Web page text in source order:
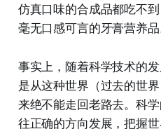
仿真口味的合成品都吃不
毫无口感可言的牙膏营养品
事实上，随着科学技术的
是从这种世界（过去的世
来绝不能走回老路去。科
往正确的方向发展，把握